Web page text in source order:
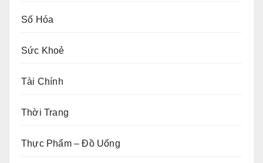
Số Hóa
Sức Khoẻ
Tài Chính
Thời Trang
Thực Phẩm – Đồ Uống